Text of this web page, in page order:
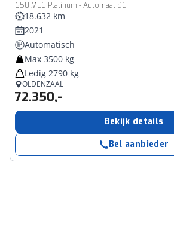
650 MEG Platinum - Automaat 9G
18.632 km
2021
Automatisch
Max 3500 kg
Ledig 2790 kg
OLDENZAAL
72.350,-
Bekijk details
Bel aanbieder